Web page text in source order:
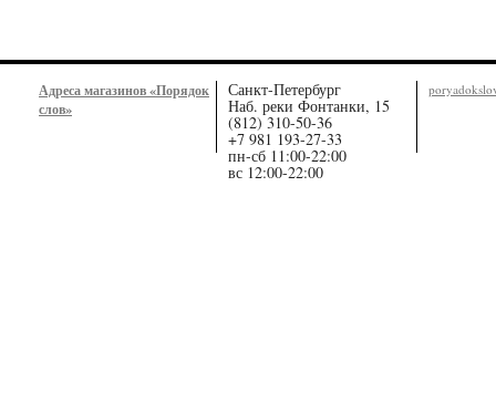
Адреса магазинов «Порядок
слов»
Санкт-Петербург
Наб. реки Фонтанки, 15
(812) 310-50-36
+7 981 193-27-33
пн-сб 11:00-22:00
вс 12:00-22:00